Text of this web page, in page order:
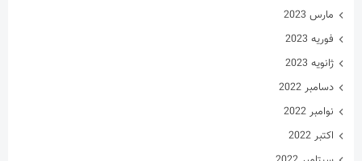
مارس 2023
فوریه 2023
ژانویه 2023
دسامبر 2022
نوامبر 2022
اکتبر 2022